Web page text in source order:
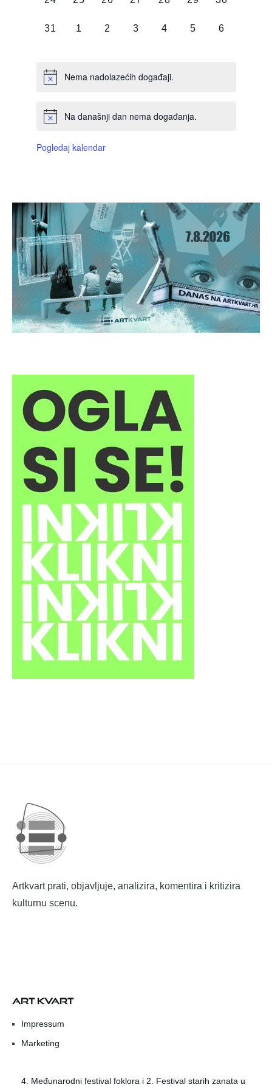
0
31
0
1
0
2
0
3
0
4
0
5
0
6
Nema nadolazećih događaji.
Na današnji dan nema događanja.
Pogledaj kalendar
Artkvart prati, objavljuje, analizira, komentira i kritizira
kulturnu scenu.
ART KVART
Impressum
Marketing
4. Međunarodni festival foklora i 2. Festival starih zanata u